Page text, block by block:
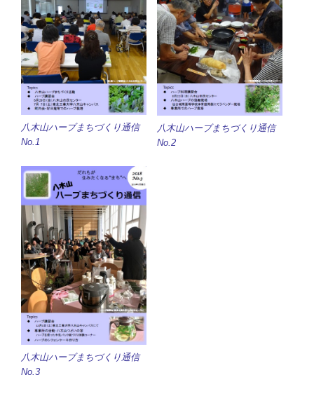
八木山ハーブまちづくり通信
No.1
八木山ハーブまちづくり通信
No.2
八木山ハーブまちづくり通信
No.3